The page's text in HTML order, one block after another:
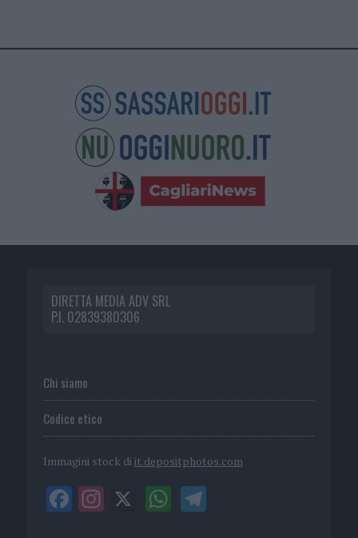
DIRETTA MEDIA ADV SRL
P.I. 02839380306
Chi siamo
Codice etico
Immagini stock di it.depositphotos.com